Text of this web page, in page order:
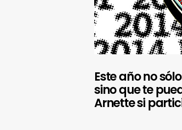
Este año no
sino que te
Arnette si